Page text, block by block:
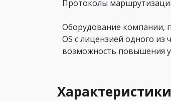
Протоколы
Оборудование компании,
OS с лицензией одного
возможность повышения
Характеристики